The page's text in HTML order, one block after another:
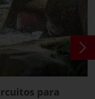
para